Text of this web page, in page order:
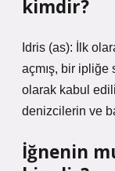
kimdir?
Idris (as): İlk
açmış, bir ipliğe
olarak kabul
denizcilerin ve
İğnenin